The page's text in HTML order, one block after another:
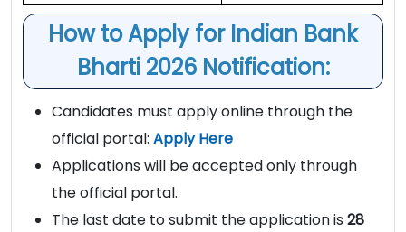
How to Apply for Indian Bank
Bharti 2026 Notification:
Candidates must apply online through the
official portal: Apply Here
Applications will be accepted only through
the official portal.
The last date to submit the application is 28